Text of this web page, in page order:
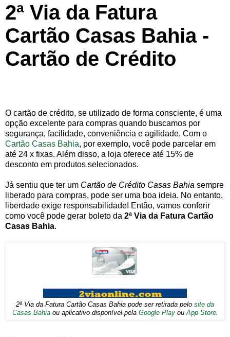
2ª Via da Fatura
Cartão Casas Bahia -
Cartão de Crédito
O cartão de crédito, se utilizado de forma consciente, é uma
opção excelente para compras quando buscamos por
segurança, facilidade, conveniência e agilidade. Com o
Cartão Casas Bahia, por exemplo, você pode parcelar em
até 24 x fixas. Além disso, a loja oferece até 15% de
desconto em produtos selecionados.
Já sentiu que ter um Cartão de Crédito Casas Bahia sempre
liberado para compras, pode ser uma boa ideia. No entanto,
liberdade exige responsabilidade! Então, vamos conferir
como você pode gerar boleto da 2ª Via da Fatura Cartão
Casas Bahia.
2ª Via da Fatura Cartão Casas Bahia pode ser retirada pelo site da
Casas Bahiaou aplicativo disponível pela Google PlayouApp Store.